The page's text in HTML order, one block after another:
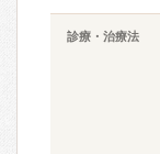
診療・治療法